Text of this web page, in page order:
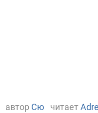
автор Сю читает